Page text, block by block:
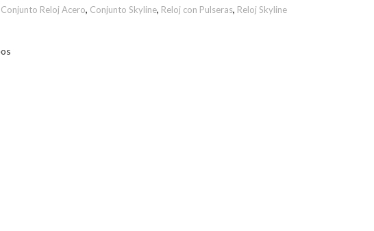
Conjunto Reloj Acero, Conjunto Skyline, Reloj con Pulseras, Reloj Skyline